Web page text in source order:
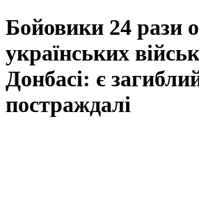
Бойовики 24 рази
українських
Донбасі: є
постраждалі